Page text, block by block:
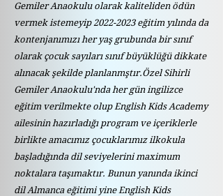
Gemiler Anaokulu olarak kaliteliden ödün
vermek istemeyip2022-2023eğitim yılında da
kontenjanımızı her yaş grubunda bir sınıf
olarak çocuk sayıları sınıf büyüklüğü dikkate
alınacak şekilde planlanmştır.Özel Sihirli
Gemiler Anaokulu'nda her gün ingilizce
eğitim verilmekte olup English Kids Academy
ailesinin hazırladığı program ve içeriklerle
birlikte amacımız çocuklarımız ilkokula
başladığında dil seviyelerini maximum
noktalara taşımaktır. Bunun yanında ikinci
dil Almanca eğitimi yine English Kids